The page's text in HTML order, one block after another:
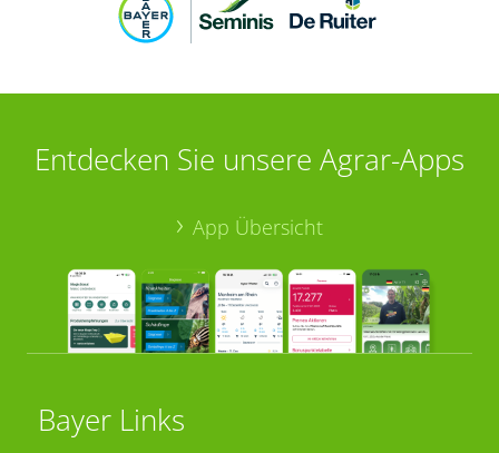
Entdecken Sie unsere Agrar-Apps
App Übersicht
Bayer Links